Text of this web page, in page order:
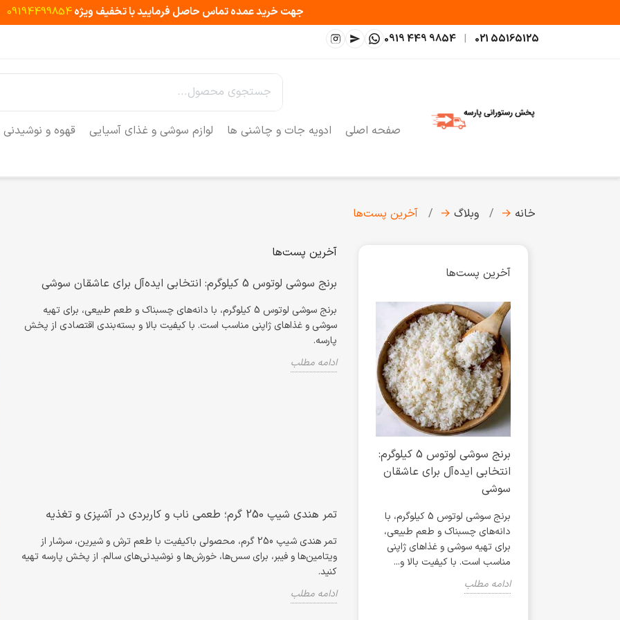
جهت خرید عمده تماس حاصل فرمایید با تخفیف ویژه09194499854
021 55165125
|
0919 449 9854
صفحه اصلی ادویه جات و چاشنی ها لوازم سوشی و غذای آسیایی قهوه و نوشیدنی
خانه → وبلاگ → آخرین پست‌ها
آخرین پست‌ها
برنج سوشی لوتوس 5 کیلوگرم:
انتخابی ایده‌آل برای عاشقان
سوشی
برنج سوشی لوتوس 5 کیلوگرم، با
دانه‌های چسبناک و طعم طبیعی،
برای تهیه سوشی و غذاهای ژاپنی
مناسب است. با کیفیت بالا و...
ادامه مطلب
تمر هندی شیپ 250 گرم،
شیرین، سرشار از ویتامین‌ها و فیبر،
برای سس‌ها، خورش‌ها و...
ریحان خشک ایتالیایی بایارا 500
طعم‌دهی به پاستا، پیتزا و سالاد. با
عطر اصیل و بسته‌بندی...
طعم‌دار
نان
تکه‌های
افزودن
سوپ‌ها. با
ادامه
آخرین پست‌ها
برنج سوشی لوتوس 5 کیلوگرم: انتخابی ایده‌آل برای عاشقان سوشی
برنج سوشی لوتوس 5 کیلوگرم، با دانه‌های چسبناک و طعم طبیعی، برای تهیه
سوشی و غذاهای ژاپنی مناسب است. با کیفیت بالا و بسته‌بندی اقتصادی از پخش
پارسه.
ادامه مطلب
تمر هندی شیپ 250 گرم؛ طعمی ناب و کاربردی در آشپزی و تغذیه
تمر هندی شیپ 250 گرم، محصولی باکیفیت با طعم ترش و شیرین، سرشار از
ویتامین‌ها و فیبر، برای سس‌ها، خورش‌ها و نوشیدنی‌های سالم. از پخش پارسه تهیه
کنید.
ادامه مطلب